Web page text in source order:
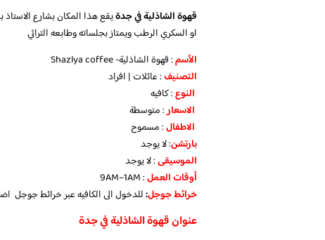
قهوة الشاذلية في جدةيقع هذا المكان بشارع
او السكري الرطب ويمتاز بجلساته وطابعه التراثي
الأسم: قهوة الشاذلية- Shazlya coffee
التصنيف: عائلات | افراد
النوع: كافيه
الاسعار: متوسطة
الاطفال: مسموح
بارتشن: لا يوجد
الموسيقى: لا يوجد
أوقات العمل: 9AM–1AM
خرائط جوجل:للدخول الى الكافيه عبر خرائط جوجل
عنوان قهوة الشاذلية في جدة